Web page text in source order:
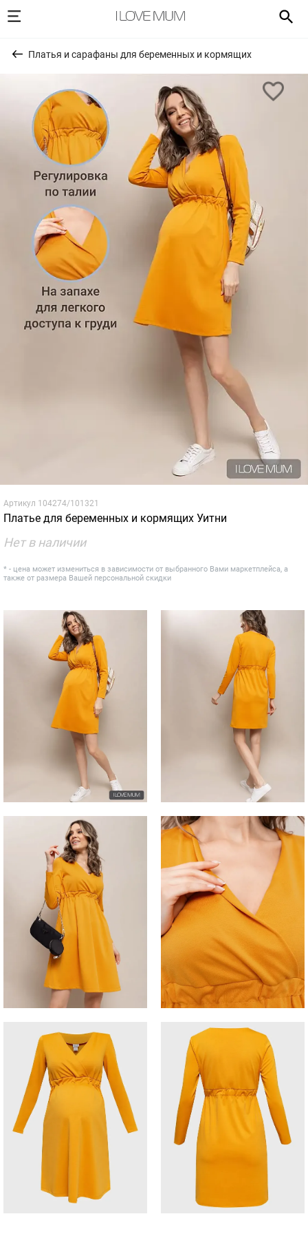
Платья и сарафаны для беременных и кормящих
Артикул 104274/101321
Платье для беременных и кормящих Уитни
Нет в наличии
* - цена может измениться в зависимости от выбранного Вами маркетплейса, а
также от размера Вашей персональной скидки